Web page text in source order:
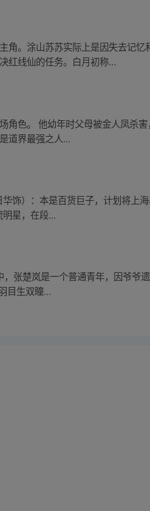
角。涂山苏苏实际上是因失去记
红线仙的任务。白月初称...
角色。 他幼年时父母被金人凤杀
道界最强之人...
饰）：本是百货巨子，计划将上
星，在段...
张楚岚是一个普通青年，因爷
目生双瞳...